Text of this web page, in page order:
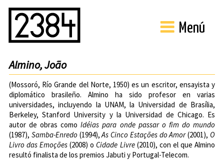
Menú
Almino, João
(Mossoró, Río Grande del Norte, 1950) es un escritor, ensayista y
diplomático brasileño. Almino ha sido profesor en varias
universidades, incluyendo la UNAM, la Universidad de Brasília,
Berkeley,Stanford University y la Universidad de Chicago. Es
autor de obras comoIdéias para onde passar o fim do mundo
(1987), Samba-Enredo (1994),As Cinco Estações do Amor(2001), O
Livro das Emoções (2008) oCidade Livre(2010), con el que Almino
resultó finalista de los premios Jabuti y Portugal-Telecom.